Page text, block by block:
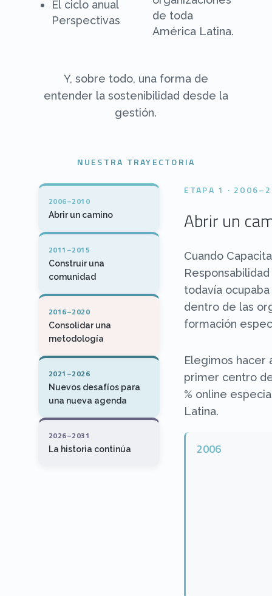
El ciclo anual
Perspectivas
de toda
América Latina.
Y, sobre todo, una forma de
entender la sostenibilidad desde la
gestión.
NUESTRA TRAYECTORIA
2006–2010
Abrir un camino
2011–2015
Construir una
comunidad
2016–2020
Consolidar una
metodología
2021–2026
Nuevos desafíos para
una nueva agenda
2026–2031
La historia continúa
ETAPA 1 ·
Abrir un
Cuando
todavía
dentro de las
formación
Elegimos hacer
primer centro
% online
Latina.
2006